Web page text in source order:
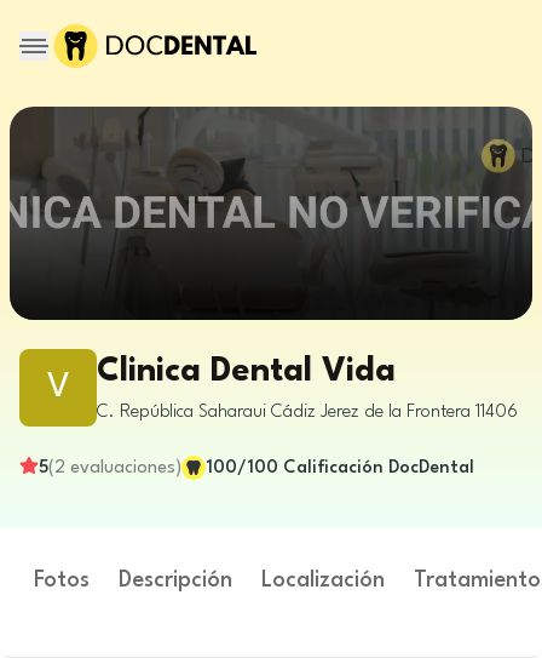
V Clinica Dental Vida
C. República Saharaui Cádiz Jerez de la Frontera 11406
5( 2 evaluaciones) 100/100 Calificación DocDental
Fotos Descripción Localización